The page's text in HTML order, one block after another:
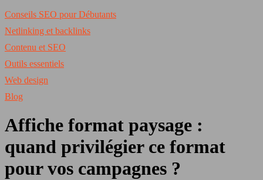
Conseils SEO pour Débutants
Netlinking et backlinks
Contenu et SEO
Outils essentiels
Web design
Blog
Affiche format paysage :
quand privilégier ce format
pour vos campagnes ?